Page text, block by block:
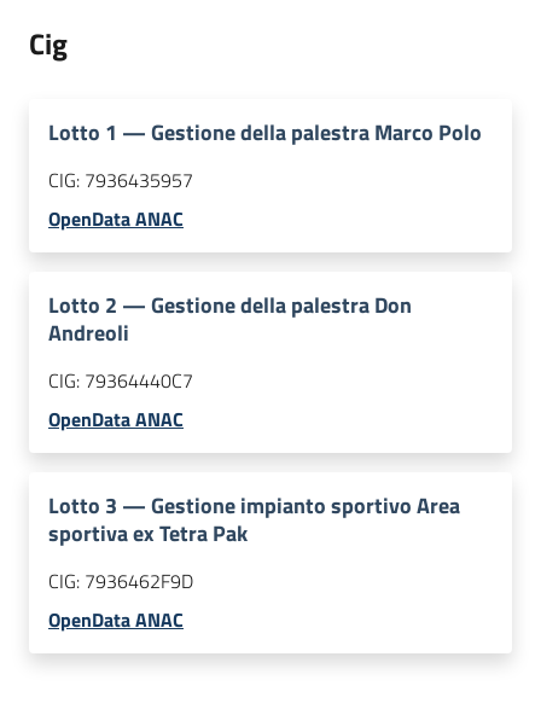
Cig
Lotto 1 —Gestione della palestra Marco Polo
CIG: 7936435957
OpenData ANAC
Lotto 2 —Gestione della palestra Don
Andreoli
CIG: 79364440C7
OpenData ANAC
Lotto 3 —Gestione impianto sportivo Area
sportiva ex Tetra Pak
CIG: 7936462F9D
OpenData ANAC